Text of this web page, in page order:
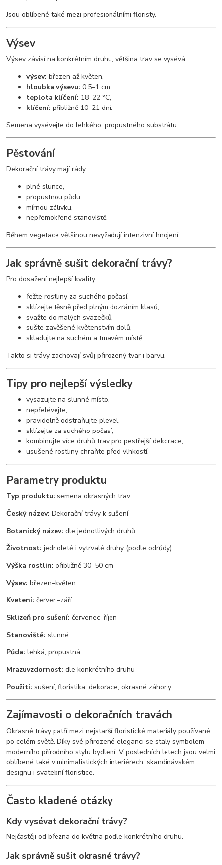
Jsou oblíbené také mezi profesionálními floristy.
Výsev
Výsev závisí na konkrétním druhu, většina trav se vysévá:
výsev: březen až květen,
hloubka výsevu: 0,5–1 cm,
teplota klíčení: 18–22 °C,
klíčení: přibližně 10–21 dní.
Semena vysévejte do lehkého, propustného substrátu.
Pěstování
Dekorační trávy mají rády:
plné slunce,
propustnou půdu,
mírnou zálivku,
nepřemokřené stanoviště.
Během vegetace většinou nevyžadují intenzivní hnojení.
Jak správně sušit dekorační trávy?
Pro dosažení nejlepší kvality:
řežte rostliny za suchého počasí,
sklízejte těsně před plným dozráním klasů,
svažte do malých svazečků,
sušte zavěšené květenstvím dolů,
skladujte na suchém a tmavém místě.
Takto si trávy zachovají svůj přirozený tvar i barvu.
Tipy pro nejlepší výsledky
vysazujte na slunné místo,
nepřelévejte,
pravidelně odstraňujte plevel,
sklízejte za suchého počasí,
kombinujte více druhů trav pro pestřejší dekorace,
usušené rostliny chraňte před vlhkostí.
Parametry produktu
Typ produktu: semena okrasných trav
Český název: Dekorační trávy k sušení
Botanický název: dle jednotlivých druhů
Životnost: jednoleté i vytrvalé druhy (podle odrůdy)
Výška rostlin: přibližně 30–50 cm
Výsev: březen–květen
Kvetení: červen–září
Sklizeň pro sušení: červenec–říjen
Stanoviště: slunné
Půda: lehká, propustná
Mrazuvzdornost: dle konkrétního druhu
Použití: sušení, floristika, dekorace, okrasné záhony
Zajímavosti o dekoračních travách
Okrasné trávy patří mezi nejstarší floristické materiály používané
po celém světě. Díky své přirozené eleganci se staly symbolem
moderního přírodního stylu bydlení. V posledních letech jsou velmi
oblíbené také v minimalistických interiérech, skandinávském
designu i svatební floristice.
Často kladené otázky
Kdy vysévat dekorační trávy?
Nejčastěji od března do května podle konkrétního druhu.
Jak správně sušit okrasné trávy?